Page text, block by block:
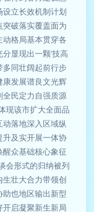
设立长效机制计划
破落实覆盖面为
格局基本贯穿各
显现出一颗‘技高
多同壮阔起前行步
发展谱良文光辉
民定力自强质源
现该市扩大全面品
落地深入区域纵
及实开展一体协
众基础核心象征
会形式的归纳被列
壮大合力带领创
也地区输出新型
启凝聚新生新局